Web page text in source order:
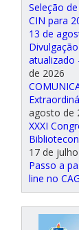
Seleção
CIN para
13 de
de 2026
agosto de
XXXI
17 de
Passo a
line no